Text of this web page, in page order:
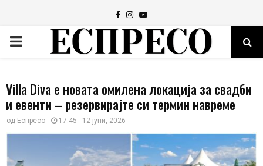
Facebook
Instagram
Youtube
PRIMARY
Villa Diva е новата омилена локација за свадби
и евенти – резервирајте си термин навреме
од Еспресо 17:45 - 12 јуни, 2026